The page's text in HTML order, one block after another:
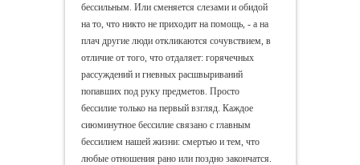
бессильным. Или сменяется слезами и обидой
на то, что никто не приходит на помощь, - а на
плач другие люди откликаются сочувствием, в
отличие от того, что отдаляет: горячечных
рассуждений и гневных расшвыриваний
попавших под руку предметов. Просто
бессилие только на первый взгляд. Каждое
сиюминутное бессилие связано с главным
бессилием нашей жизни: смертью и тем, что
любые отношения рано или поздно закончатся.